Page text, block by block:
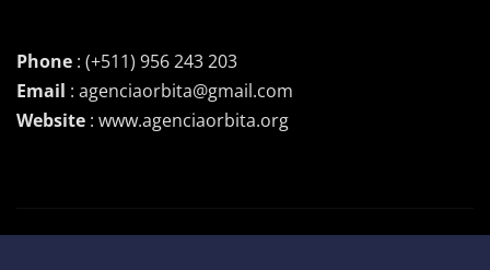
Phone : (+511) 956 243 203
Email : agenciaorbita@gmail.com
Website : www.agenciaorbita.org